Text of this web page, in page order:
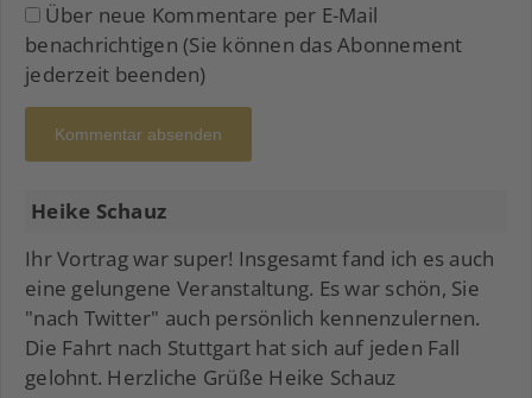
Über neue Kommentare per E-Mail
benachrichtigen (Sie können das Abonnement
jederzeit beenden)
Kommentar absenden
Heike Schauz
Ihr Vortrag war super! Insgesamt fand ich es auch
eine gelungene Veranstaltung. Es war schön, Sie
"nach Twitter" auch persönlich kennenzulernen.
Die Fahrt nach Stuttgart hat sich auf jeden Fall
gelohnt. Herzliche Grüße Heike Schauz